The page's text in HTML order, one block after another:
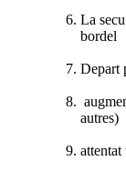
La
bordel
Depart
autres)